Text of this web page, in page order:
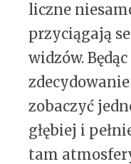
liczne
przyciągają
widzów.
zobaczyć
głębiej i
tam